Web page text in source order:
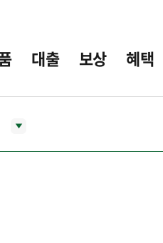
대출 보상 혜택